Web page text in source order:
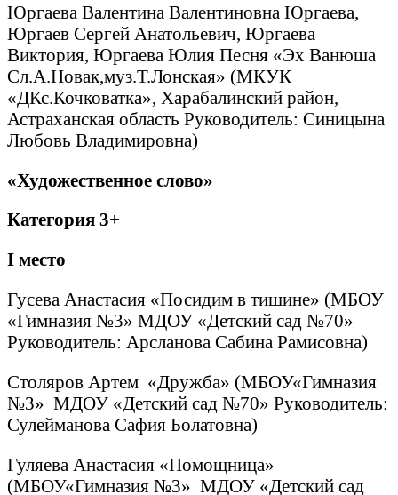
Юргаева Валентина Валентиновна Юргаева,
Юргаев Сергей Анатольевич, Юргаева
Виктория, Юргаева Юлия Песня «Эх Ванюша
Сл.А.Новак,муз.Т.Лонская» (МКУК
«ДКс.Кочковатка», Харабалинский район,
Астраханская область Руководитель: Синицына
Любовь Владимировна)
«Художественное слово»
Категория 3+
I место
Гусева Анастасия «Посидим в тишине» (МБОУ
«Гимназия №3» МДОУ «Детский сад №70»
Руководитель: Арсланова Сабина Рамисовна)
Столяров Артем «Дружба» (МБОУ«Гимназия
№3» МДОУ «Детский сад №70» Руководитель:
Сулейманова Сафия Болатовна)
Гуляева Анастасия «Помощница»
(МБОУ«Гимназия №3» МДОУ «Детский сад